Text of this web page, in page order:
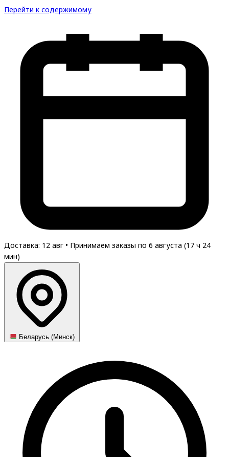
Перейти к содержимому
Доставка: 12 авг • Принимаем заказы по 6 августа (17 ч 24
мин)
Беларусь (Минск)